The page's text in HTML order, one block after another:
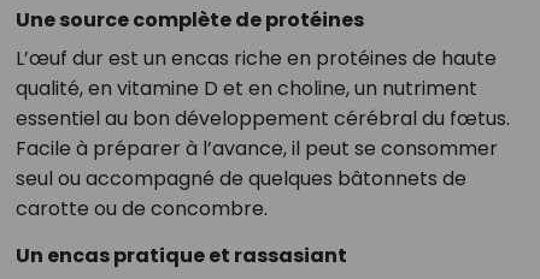
Une source complète de protéines
L’œuf dur est un encas riche en protéines de haute
qualité, en vitamine D et en choline, un nutriment
essentiel au bon développement cérébral du fœtus.
Facile à préparer à l’avance, il peut se consommer
seul ou accompagné de quelques bâtonnets de
carotte ou de concombre.
Un encas pratique et rassasiant